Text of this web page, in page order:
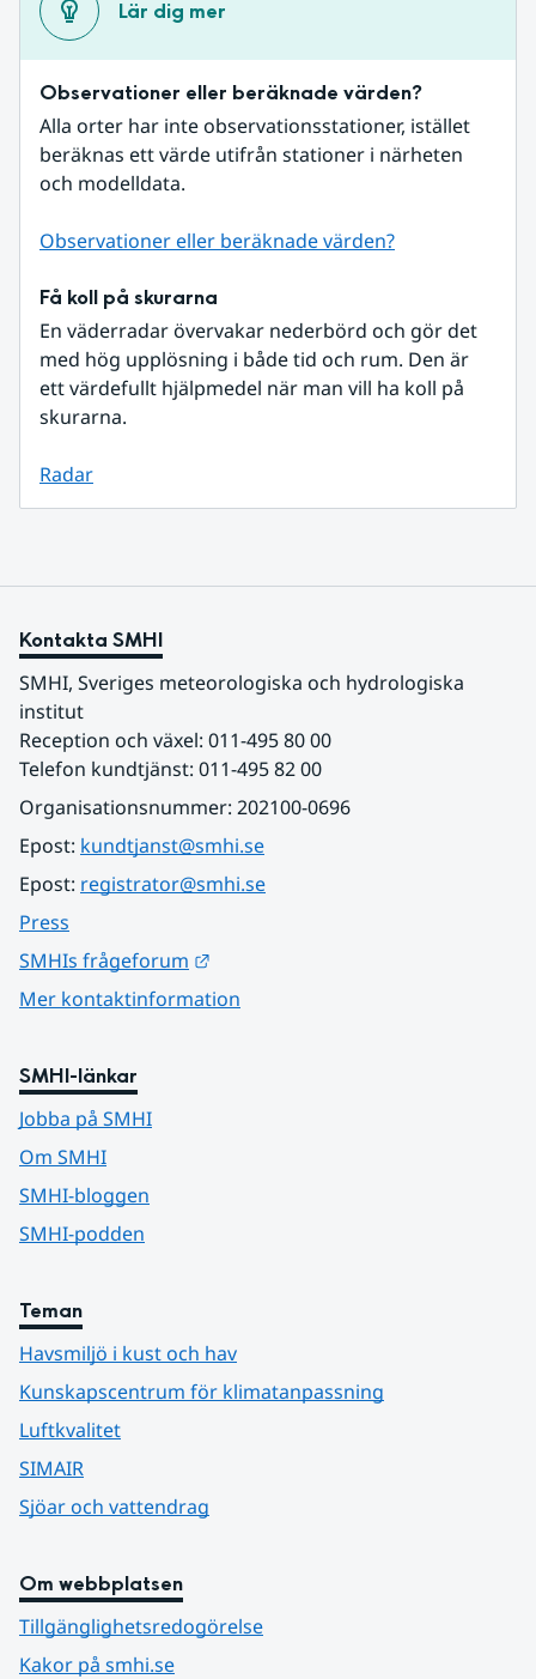
Lär dig mer
Observationer eller beräknade värden?
Alla orter har inte observationsstationer, istället
beräknas ett värde utifrån stationer i närheten
och modelldata.
Observationer eller beräknade värden?
Få koll på skurarna
En väderradar övervakar nederbörd och gör det
med hög upplösning i både tid och rum. Den är
ett värdefullt hjälpmedel när man vill ha koll på
skurarna.
Radar
Kontakta SMHI
SMHI, Sveriges meteorologiska och hydrologiska
institut
Reception och växel: 011-495 80 00
Telefon kundtjänst: 011-495 82 00
Organisationsnummer: 202100-0696
Epost: kundtjanst@smhi.se
Epost: registrator@smhi.se
Press
SMHIs frågeforum
Mer kontaktinformation
SMHI-länkar
Jobba på SMHI
Om SMHI
SMHI-bloggen
SMHI-podden
Teman
Havsmiljö i kust och hav
Kunskapscentrum för klimatanpassning
Luftkvalitet
SIMAIR
Sjöar och vattendrag
Om webbplatsen
Tillgänglighetsredogörelse
Kakor på smhi.se